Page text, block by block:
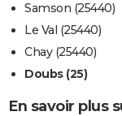
Samson (25440)
Le Val (25440)
Chay (25440)
Doubs (25)
En savoir plus